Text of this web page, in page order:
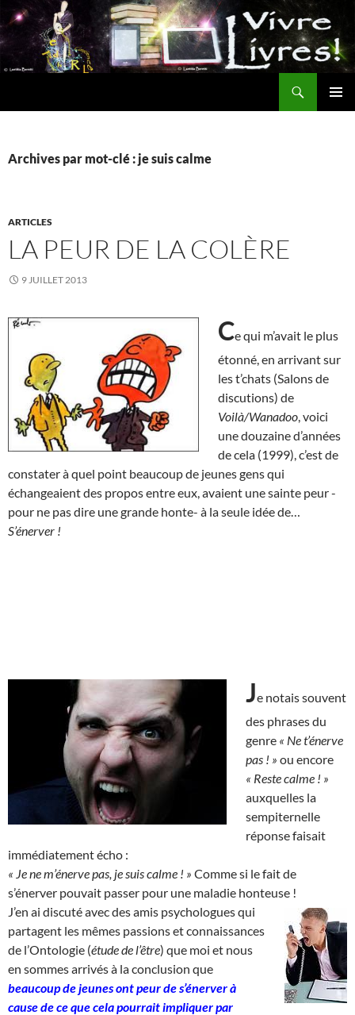
Aller
au
contenu
Archives par mot-clé : je suis calme
ARTICLES
LA PEUR DE LA COLÈRE
9 JUILLET 2013
Ce qui m’avait le plus
étonné, en arrivant sur
les t’chats (Salons de
discutions) de
Voilà/Wanadoo , voici
une douzaine d’années
de cela (1999), c’est de
constater à quel point beaucoup de jeunes gens qui
échangeaient des propos entre eux, avaient une sainte peur -
pour ne pas dire une grande honte- à la seule idée de…
S’énerver !
Je notais souvent
des phrases du
genre « Ne t’énerve
pas ! » ou encore
« Reste calme ! »
auxquelles la
sempiternelle
réponse faisait
immédiatement écho :
« Je ne m’énerve pas, je suis calme ! » Comme si le fait de
s’énerver pouvait passer pour une maladie honteuse !
J’en ai discuté avec des amis psychologues qui
partagent les mêmes passions et connaissances
de l’Ontologie (étude de l’être) que moi et nous
en sommes arrivés à la conclusion que
beaucoup de jeunes ont peur de s’énerver à
cause de ce que cela pourrait impliquer par